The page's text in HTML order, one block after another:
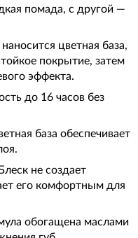
помада, с другой —
цветная база,
покрытие, затем
эффекта.
до 16 часов без
база обеспечивает
Блеск не создает
его комфортным для
обогащена маслами